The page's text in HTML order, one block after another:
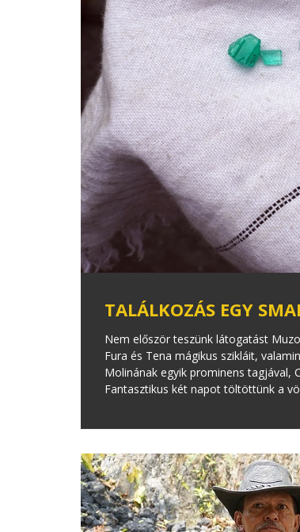
TALÁLKOZÁS EGY
Nem először teszünk látogatást
Fura és Tena mágikus szikláit,
Molinának egyik prominens tagjával,
Fantasztikus két napot töltöttünk a